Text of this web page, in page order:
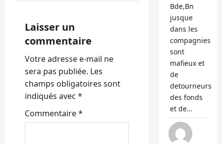
n
d
’
a
r
t
Laisser un
commentaire
Votre adresse e-mail ne
sera pas publiée. Les
champs obligatoires sont
indiqués avec *
Commentaire*
Bde,Bn
jusque
dans les
compagnies
sont
mafieux et
de
detourneurs
des fonds
et de…